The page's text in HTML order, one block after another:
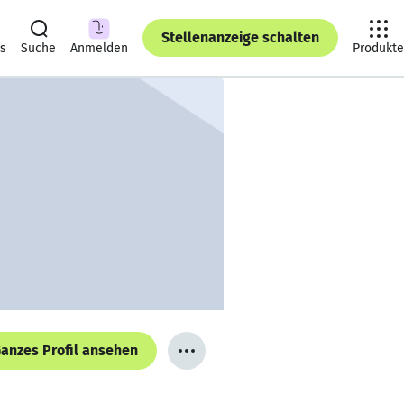
Suche Anmelden
Stellenanzeige schalten
Produkte
Profil ansehen